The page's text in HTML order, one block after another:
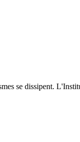
se dissipent.